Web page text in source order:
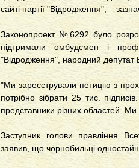
сайті партії "Відродження", –
Законопроект №6292 було
підтримали омбудсмен і
"Відродження", народний депутат
"Ми зареєстрували петицію з
потрібно зібрати 25 тис.
представники різних областей.
Заступник голови правління
заявив, що чорнобильці